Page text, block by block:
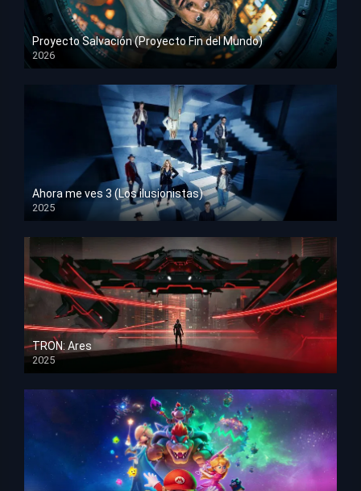
Proyecto Salvación (Proyecto Fin del Mundo)
2026
HD 1080p
Ahora me ves 3 (Los ilusionistas)
2025
HD 1080p
TRON: Ares
2025
HD 1080p